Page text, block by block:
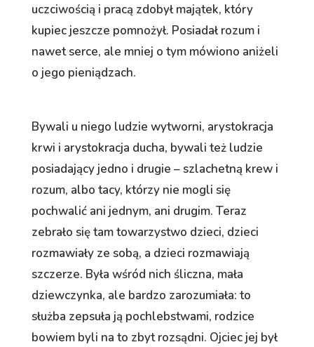
uczciwością i pracą zdobył majątek, który
kupiec jeszcze pomnożył. Posiadał rozum i
nawet serce, ale mniej o tym mówiono aniżeli
o jego pieniądzach.
Bywali u niego ludzie wytworni, arystokracja
krwi i arystokracja ducha, bywali też ludzie
posiadający jedno i drugie – szlachetną krew i
rozum, albo tacy, którzy nie mogli się
pochwalić ani jednym, ani drugim. Teraz
zebrało się tam towarzystwo dzieci, dzieci
rozmawiały ze sobą, a dzieci rozmawiają
szczerze. Była wśród nich śliczna, mała
dziewczynka, ale bardzo zarozumiała: to
służba zepsuła ją pochlebstwami, rodzice
bowiem byli na to zbyt rozsądni. Ojciec jej był